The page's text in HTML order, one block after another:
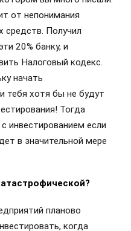
от непонимания
Получил
20% банку, и
Налоговый кодекс.
начать
тебя хотя бы не будут
Тогда
инвестированием если
в значительной мере
планово
когда